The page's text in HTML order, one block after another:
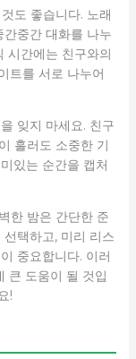
도 좋습니다. 노래
중간 대화를 나누
시간에는 친구와의
트를 서로 나누어
잊지 마세요. 친구
흘러도 소중한 기
있는 순간을 캡처
한 밤은 간단한 준
택하고, 미리 리스
중요합니다. 이러
큰 도움이 될 것입
!